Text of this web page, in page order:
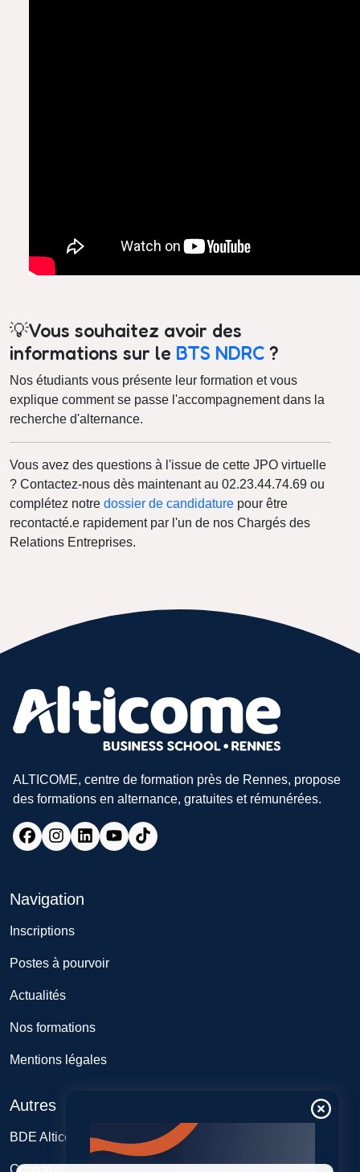
💡Vous souhaitez avoir des
informations sur le BTS NDRC ?
Nos étudiants vous présente leur formation et vous
explique comment se passe l'accompagnement dans la
recherche d'alternance.
Vous avez des questions à l'issue de cette JPO virtuelle
? Contactez-nous dès maintenant au 02.23.44.74.69 ou
complétez notre dossier de candidature pour être
recontacté.e rapidement par l'un de nos Chargés des
Relations Entreprises.
ALTICOME, centre de formation près de Rennes, propose
des formations en alternance, gratuites et rémunérées.
Navigation
Inscriptions
Postes à pourvoir
Actualités
Nos formations
Mentions légales
Autres
BDE Alticome
Contrat de professionnalisation